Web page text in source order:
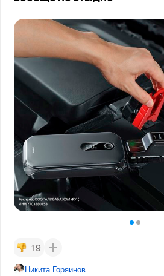
19
Никита Горяинов